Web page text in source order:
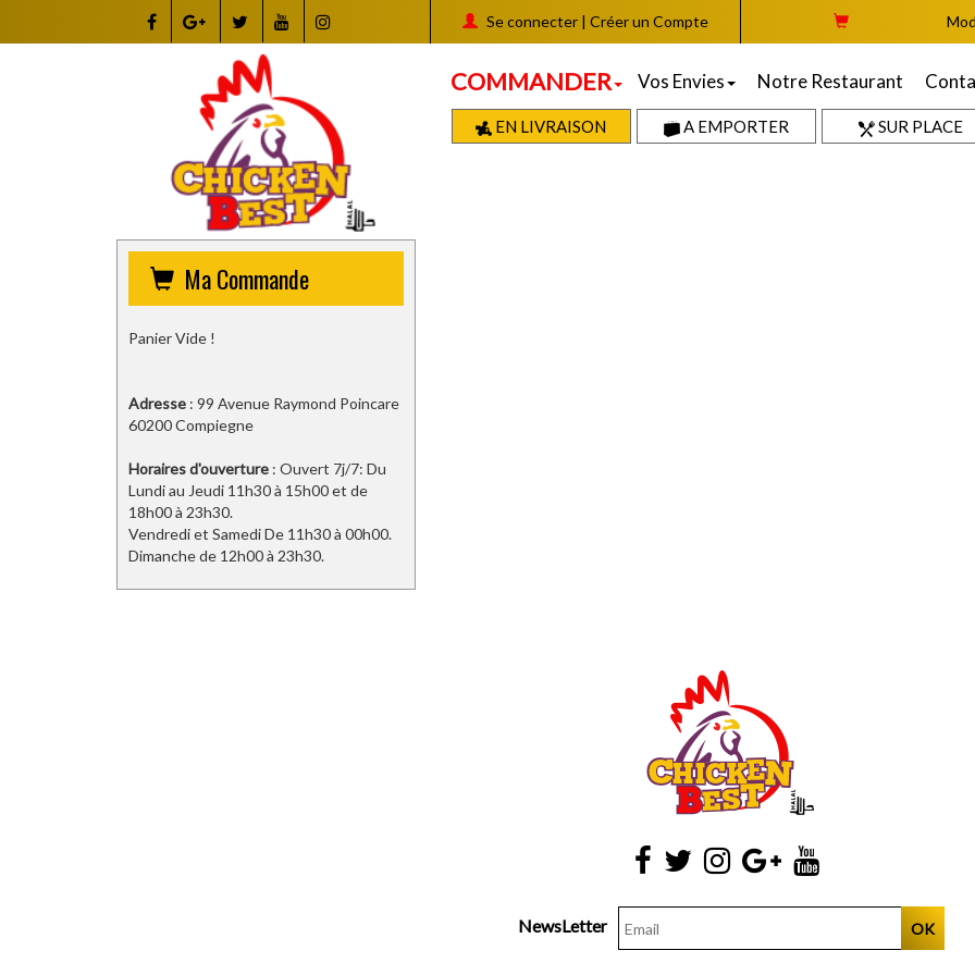
Se connecter| Créer un Compte
COMMANDER Vos Envies Notre Restaurant
EN LIVRAISON A EMPORTER SUR PLACE
Ma Commande
Panier Vide !
Adresse : 99 Avenue Raymond Poincare
60200 Compiegne
Horaires d'ouverture : Ouvert 7j/7: Du
Lundi au Jeudi 11h30 à 15h00 et de
18h00 à 23h30.
Vendredi et Samedi De 11h30 à 00h00.
Dimanche de 12h00 à 23h30.
NewsLetter OK